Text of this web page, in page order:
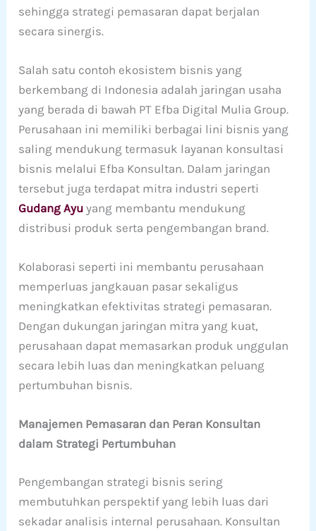
sehingga strategi pemasaran dapat berjalan
secara sinergis.
Salah satu contoh ekosistem bisnis yang
berkembang di Indonesia adalah jaringan usaha
yang berada di bawah PT Efba Digital Mulia Group.
Perusahaan ini memiliki berbagai lini bisnis yang
saling mendukung termasuk layanan konsultasi
bisnis melalui Efba Konsultan. Dalam jaringan
tersebut juga terdapat mitra industri seperti
Gudang Ayu yang membantu mendukung
distribusi produk serta pengembangan brand.
Kolaborasi seperti ini membantu perusahaan
memperluas jangkauan pasar sekaligus
meningkatkan efektivitas strategi pemasaran.
Dengan dukungan jaringan mitra yang kuat,
perusahaan dapat memasarkan produk unggulan
secara lebih luas dan meningkatkan peluang
pertumbuhan bisnis.
Manajemen Pemasaran dan Peran Konsultan
dalam Strategi Pertumbuhan
Pengembangan strategi bisnis sering
membutuhkan perspektif yang lebih luas dari
sekadar analisis internal perusahaan. Konsultan